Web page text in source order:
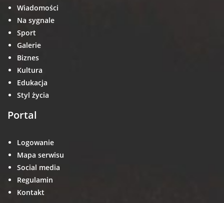
Wiadomości
Na sygnale
Sport
Galerie
Biznes
Kultura
Edukacja
Styl życia
Portal
Logowanie
Mapa serwisu
Social media
Regulamin
Kontakt